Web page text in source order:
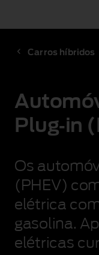
Carros híbridos
Plug‑in
Os
(PHEV)
elétrica
gasolina.
elétricas